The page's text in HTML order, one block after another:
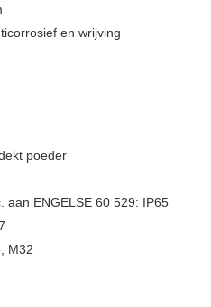
en wrijving
poeder
aan ENGELSE 60 529: IP65
M32